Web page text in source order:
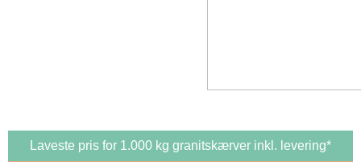
Laveste pris for 1.000 kg granitskærver inkl. levering*